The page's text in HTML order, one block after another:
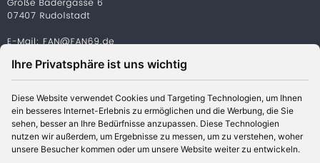
Ihre Privatsphäre ist uns wichtig
Diese Website verwendet Cookies und Targeting Technologien, um Ihnen
ein besseres Internet-Erlebnis zu ermöglichen und die Werbung, die Sie
sehen, besser an Ihre Bedürfnisse anzupassen. Diese Technologien
nutzen wir außerdem, um Ergebnisse zu messen, um zu verstehen, woher
unsere Besucher kommen oder um unsere Website weiter zu entwickeln.
© 2026 www.aischeshop.com | Alle Preise verstehen sich
inklusive Mehrwertsteuer und zzgl. Versandkosten